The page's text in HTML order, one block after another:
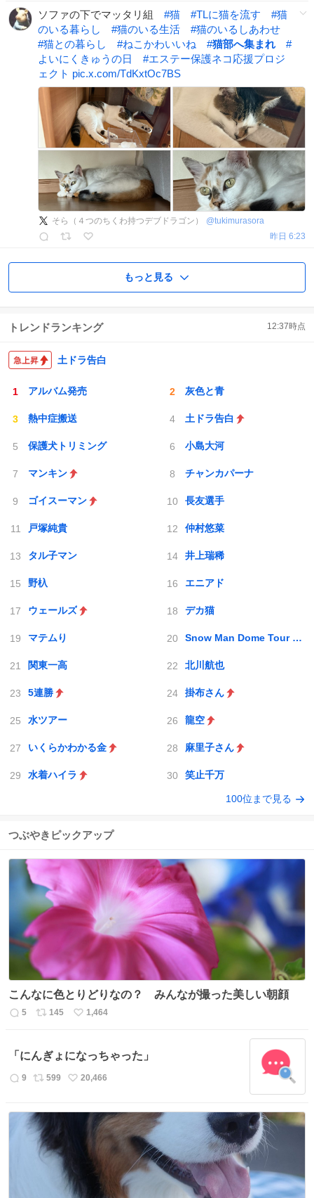
ソファの下でマッタリ組 #猫 #TLに猫を流す #猫
のいる暮らし
#猫のいる生活 #猫のいるしあわせ
#猫との暮らし #ねこかわいいね #猫部へ集まれ
#
よいにくきゅうの日
#エステー保護ネコ応援プロジ
ェクト pic.x.com/TdKxtOc7BS
そら（４つのちくわ持つデブドラゴン） @tukimurasora
昨日 6:23
もっと見る
トレンドランキング 12:37時点
土ドラ告白
アルバム発売 灰色と青
熱中症搬送 土ドラ告白
保護犬トリミング 小島大河
マンキン チャンカパーナ
ゴイスーマン 長友選手
戸塚純貴 仲村悠菜
タル子マン 井上瑞稀
野杁 エニアド
ウェールズ デカ猫
マテムり Snow Man Dome Tour 2025-2026 ON
関東一高 北川航也
5連勝 掛布さん
水ツアー 龍空
いくらかわかる金 麻里子さん
水着ハイラ 笑止千万
100位まで見る
つぶやきピックアップ
こんなに色とりどりなの？ みんなが撮った美しい朝顔
返
数
5
リ
ス
ト
数
145
い
ね
数
1,464
「にんぎょになっちゃった」
返
数
9
リ
ス
ト
数
599
い
ね
20,466